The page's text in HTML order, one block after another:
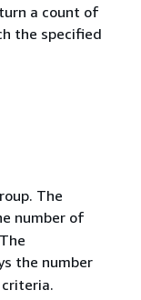
a count of
the specified
The
number of
the number